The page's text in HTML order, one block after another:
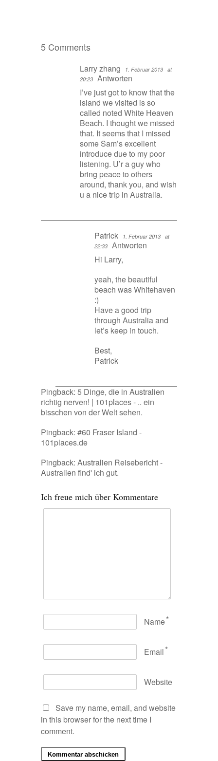
5 Comments
Larry zhang 1. Februar 2013 at
20:23 Antworten
I’ve just got to know that the
island we visited is so
called noted White Heaven
Beach. I thought we missed
that. It seems that I missed
some Sam’s excellent
introduce due to my poor
listening. U’r a guy who
bring peace to others
around, thank you, and wish
u a nice trip in Australia.
Patrick 1. Februar 2013 at
22:33 Antworten
Hi Larry,
yeah, the beautiful
beach was Whitehaven
:)
Have a good trip
through Australia and
let’s keep in touch.
Best,
Patrick
Pingback: 5 Dinge, die in Australien
richtig nerven! | 101places - .. ein
bisschen von der Welt sehen.
Pingback: #60 Fraser Island -
101places.de
Pingback: Australien Reisebericht -
Australien find' ich gut.
Ich freue mich über Kommentare
Name*
Email*
Website
Save my name, email, and website
in this browser for the next time I
comment.